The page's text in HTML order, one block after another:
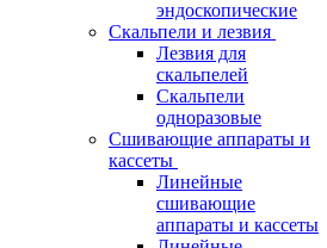
эндоскопические
Скальпели и лезвия
Лезвия для
скальпелей
Скальпели
одноразовые
Сшивающие аппараты и
кассеты
Линейные
сшивающие
аппараты и кассеты